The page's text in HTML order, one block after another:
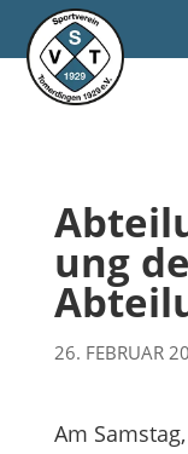
ung
26. FEBRUAR
Am